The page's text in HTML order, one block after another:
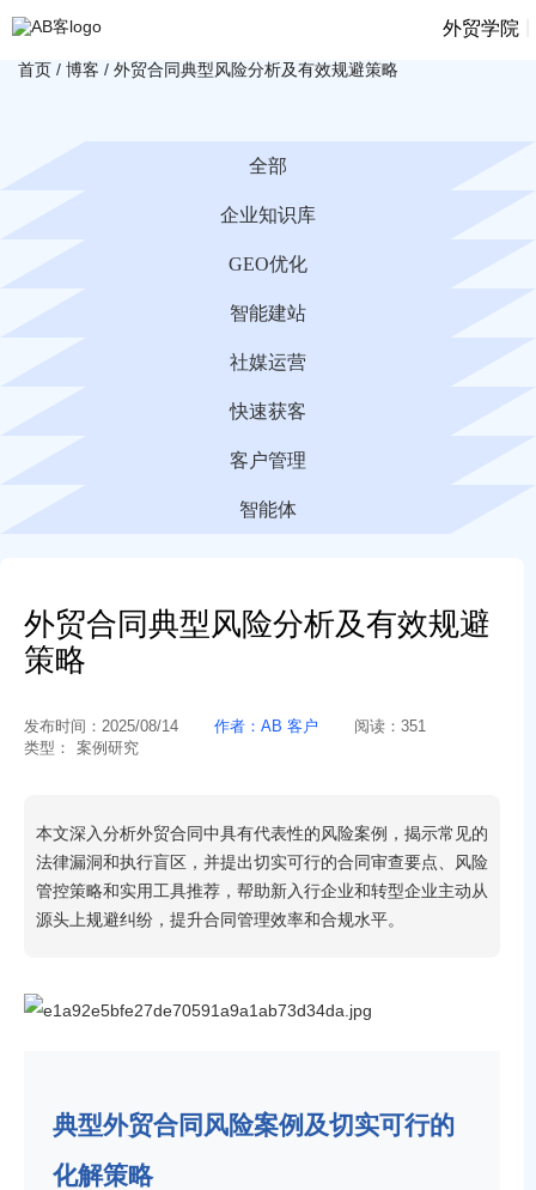
外贸学院
首页 / 博客 / 外贸合同典型风险分析及有效规避策略
全部
企业知识库
GEO优化
智能建站
社媒运营
快速获客
客户管理
智能体
外贸合同典型风险分析及有效规避
策略
发布时间： 2025/08/14 作者： AB 客户 阅读： 351
类型：
案例研究
本文深入分析外贸合同中具有代表性的风险案例，揭示常见的
法律漏洞和执行盲区，并提出切实可行的合同审查要点、风险
管控策略和实用工具推荐，帮助新入行企业和转型企业主动从
源头上规避纠纷，提升合同管理效率和合规水平。
典型外贸合同风险案例及切实可行的
化解策略